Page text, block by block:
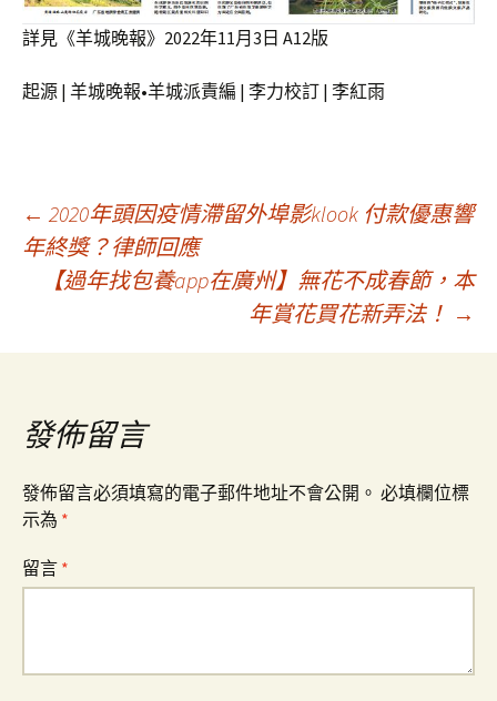
詳見《羊城晚報》2022年11月3日 A12版
起源 | 羊城晚報•羊城派責編 | 李力校訂 | 李紅雨
文
導
覽
← 2020年頭因疫情滯留外埠影klook 付款優惠響
年終獎？律師回應
【過年找包養app在廣州】無花不成春節，本
年賞花買花新弄法！ →
發佈留言
發佈留言必須填寫的電子郵件地址不會公開。 必填欄位標
示為 *
留言 *